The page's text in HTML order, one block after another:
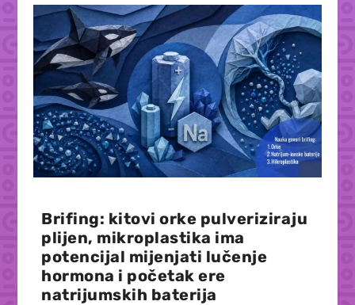
Brifing: kitovi orke pulveriziraju
plijen, mikroplastika ima
potencijal mijenjati lučenje
hormona i početak ere
natrijumskih baterija